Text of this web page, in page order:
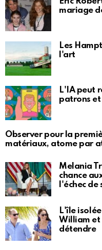
mariage
Les
l'art
L'IA peut
patrons et
Observer pour la
matériaux, atome par
Melania
chance
l'échec de
L'île
William et
détendre